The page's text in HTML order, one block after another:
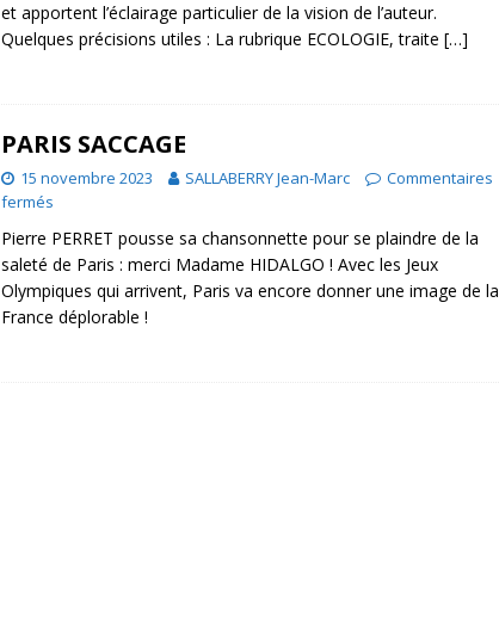
et apportent l’éclairage particulier de la vision de l’auteur.
Quelques précisions utiles : La rubrique ECOLOGIE, traite […]
PARIS SACCAGE
15 novembre 2023 SALLABERRY Jean-Marc
Commentaires
fermés
Pierre PERRET pousse sa chansonnette pour se plaindre de la
saleté de Paris : merci Madame HIDALGO ! Avec les Jeux
Olympiques qui arrivent, Paris va encore donner une image de la
France déplorable !